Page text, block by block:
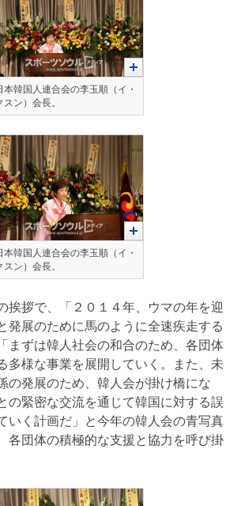
本韓国人連合会の李玉順（イ・
スン）会長。
本韓国人連合会の李玉順（イ・
スン）会長。
挨拶で、「２０１４年、ウマの年を迎
発展のために馬のように全速疾走する
まずは韓人社会の和合のため、各団体
多様な事業を展開していく。また、未
の発展のため、韓人会が掛け橋にな
の緊密な交流を通じて韓国に対する誤
いく計画だ」と今年の韓人会の青写真
各団体の積極的な支援と協力を呼び掛